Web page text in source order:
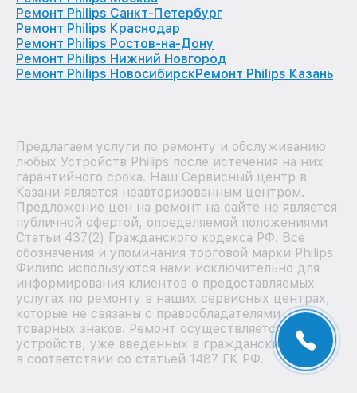
Ремонт Philips Санкт-Петербург
Ремонт Philips Краснодар
Ремонт Philips Ростов-на-Дону
Ремонт Philips Нижний Новгород
Ремонт Philips НовосибирскРемонт Philips Казань
Предлагаем услуги по ремонту и обслуживанию
любых Устройств Philips после истечения на них
гарантийного срока. Наш Сервисный центр в
Казани является неавторизованным центром.
Предложение цен на ремонт на сайте не является
публичной офертой, определяемой положениями
Статьи 437(2) Гражданского кодекса РФ. Все
обозначения и упоминания торговой марки Philips
Филипс используются нами исключительно для
информирования клиентов о предоставляемых
услугах по ремонту в наших сервисных центрах,
которые не связаны с правообладателями
товарных знаков. Ремонт осуществляется для
устройств, уже введенных в гражданский оборот
в соответствии со статьей 1487 ГК РФ.